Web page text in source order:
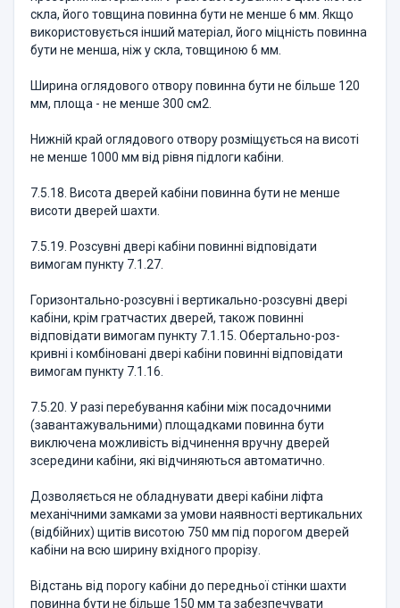
скла, його товщина повинна бути не менше 6 мм. Якщо
використовується інший матеріал, його міцність повинна
бути не менша, ніж у скла, товщиною 6 мм.
Ширина оглядового отвору повинна бути не більше 120
мм, площа - не менше 300 см2.
Нижній край оглядового отвору розміщується на висоті
не менше 1000 мм від рівня підлоги кабіни.
7.5.18. Висота дверей кабіни повинна бути не менше
висоти дверей шахти.
7.5.19. Розсувні двері кабіни повинні відповідати
вимогам пункту 7.1.27.
Горизонтально-розсувні і вертикально-розсувні двері
кабіни, крім гратчастих дверей, також повинні
відповідати вимогам пункту 7.1.15. Обертально-роз-
кривні і комбіновані двері кабіни повинні відповідати
вимогам пункту 7.1.16.
7.5.20. У разі перебування кабіни між посадочними
(завантажувальними) площадками повинна бути
виключена можливість відчинення вручну дверей
зсередини кабіни, які відчиняються автоматично.
Дозволяється не обладнувати двері кабіни ліфта
механічними замками за умови наявності вертикальних
(відбійних) щитів висотою 750 мм під порогом дверей
кабіни на всю ширину вхідного прорізу.
Відстань від порогу кабіни до передньої стінки шахти
повинна бути не більше 150 мм та забезпечувати